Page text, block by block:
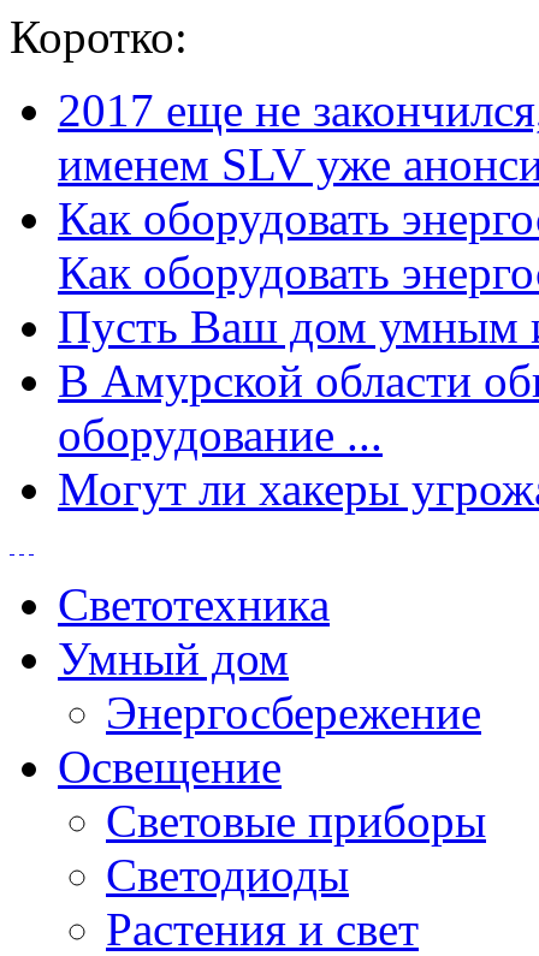
Коротко:
2017 еще не
именем SLV уже
Как оборудовать
Как оборудовать
Пусть Ваш дом умным
В Амурской области
оборудование ...
Могут ли хакеры
Светотехника
Умный дом
Энергосбережение
Освещение
Световые приборы
Светодиоды
Растения и свет